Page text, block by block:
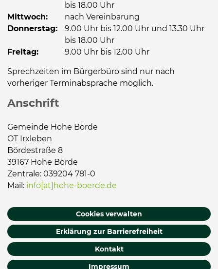
bis 18.00 Uhr
Mittwoch:
nach Vereinbarung
Donnerstag: 9.00 Uhr bis 12.00 Uhr und 13.30 Uhr
bis 18.00 Uhr
Freitag:
9.00 Uhr bis 12.00 Uhr
Sprechzeiten im Bürgerbüro sind nur nach
vorheriger Terminabsprache möglich.
Anschrift
Gemeinde Hohe Börde
OT Irxleben
Bördestraße 8
39167 Hohe Börde
Zentrale: 039204 781-0
Mail: info[at]hohe-boerde.de
Cookies verwalten
Erklärung zur Barrierefreiheit
Kontakt
Impressum